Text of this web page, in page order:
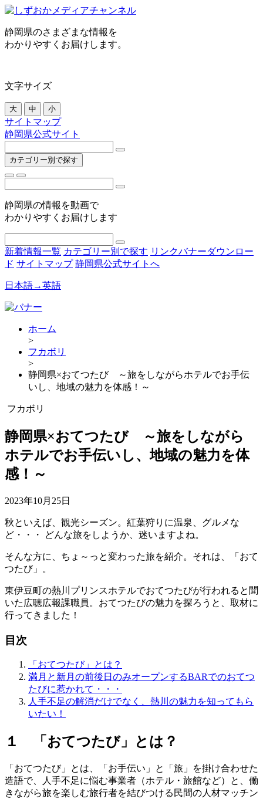
静岡県のさまざまな情報を
わかりやすくお届けします。
文字サイズ
大 中 小
サイトマップ
静岡県公式サイト
カテゴリー別で探す
静岡県の情報を動画で
わかりやすくお届けします
新着情報一覧 カテゴリー別で探す リンクバナーダウンロー
ド サイトマップ 静岡県公式サイトへ
日本語→英語
ホーム
>
フカボリ
>
静岡県×おてつたび ～旅をしながらホテルでお手伝
いし、地域の魅力を体感！～
フカボリ
静岡県×おてつたび ～旅をしながら
ホテルでお手伝いし、地域の魅力を体
感！～
2023年10月25日
秋といえば、観光シーズン。紅葉狩りに温泉、グルメな
ど・・・ どんな旅をしようか、迷いますよね。
そんな方に、ちょ～っと変わった旅を紹介。それは、「おて
つたび」。
東伊豆町の熱川プリンスホテルでおてつたびが行われると聞
いた広聴広報課職員。おてつたびの魅力を探ろうと、取材に
行ってきました！
目次
「おてつたび」とは？
満月と新月の前後日のみオープンするBARでのおてつ
たびに惹かれて・・・
人手不足の解消だけでなく、熱川の魅力を知ってもら
いたい！
１ 「おてつたび」とは？
「おてつたび」とは、「お手伝い」と「旅」を掛け合わせた
造語で、人手不足に悩む事業者（ホテル・旅館など）と、働
きながら旅を楽しむ旅行者を結びつける民間の人材マッチン